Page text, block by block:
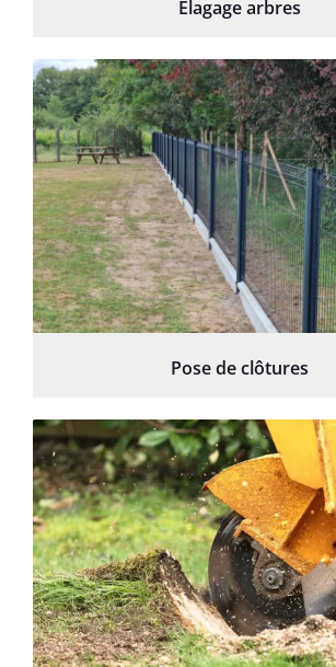
Élagage arbres
Pose de clôtures